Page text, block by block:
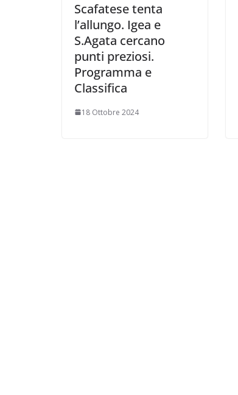
Scafatese tenta
l’allungo. Igea e
S.Agata cercano
punti preziosi.
Programma e
Classifica
18 Ottobre 2024